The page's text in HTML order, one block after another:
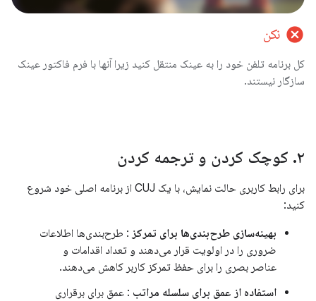
cancel نکن
کل برنامه تلفن خود را به عینک منتقل کنید زیرا آنها با فرم فاکتور عینک
سازگار نیستند.
۲. کوچک کردن و ترجمه کردن
برای رابط کاربری حالت نمایش، با یک CUJ از برنامه اصلی خود شروع
کنید:
بهینه‌سازی طرح‌بندی‌ها برای تمرکز : طرح‌بندی‌ها اطلاعات
ضروری را در اولویت قرار می‌دهند و تعداد اقدامات و
عناصر بصری را برای حفظ تمرکز کاربر کاهش می‌دهند.
استفاده از عمق برای سلسله مراتب : عمق برای برقراری